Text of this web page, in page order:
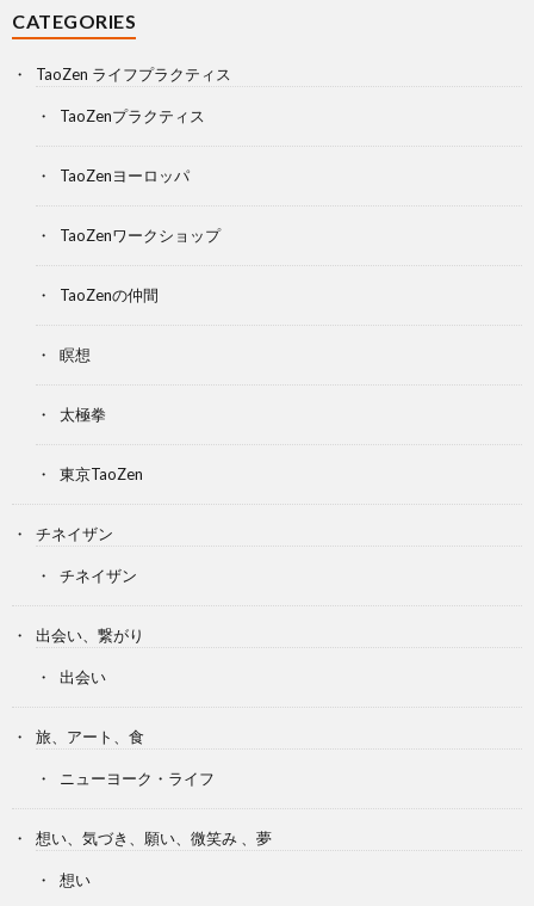
CATEGORIES
TaoZen ライフプラクティス
TaoZenプラクティス
TaoZenヨーロッパ
TaoZenワークショップ
TaoZenの仲間
瞑想
太極拳
東京TaoZen
チネイザン
チネイザン
出会い、繋がり
出会い
旅、アート、食
ニューヨーク・ライフ
想い、気づき、願い、微笑み 、夢
想い